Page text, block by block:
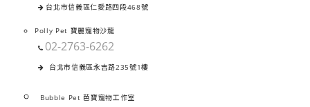
台北市信義區仁愛路四段468號
Polly Pet 寶麗寵物沙龍
02-2763-6262
台北市信義區永吉路235號1樓
Bubble Pet 芭寶寵物工作室